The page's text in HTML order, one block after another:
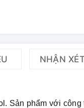
NHẬN
Sản phẩm với